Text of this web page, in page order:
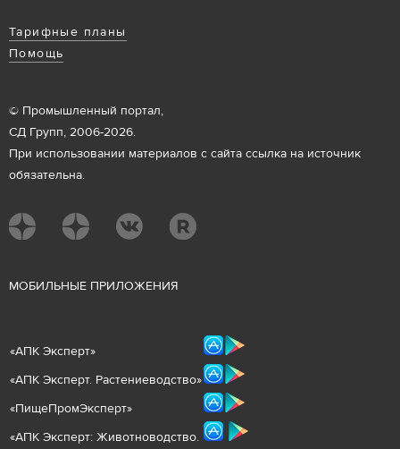
Тарифные планы
Помощь
© Промышленный портал,
СД Групп, 2006-2026.
При использовании материалов с сайта ссылка на источник
обязательна.
МОБИЛЬНЫЕ ПРИЛОЖЕНИЯ
«АПК Эксперт»
«АПК Эксперт. Растениеводство»
«ПищеПромЭксперт»
«АПК Эксперт: Животноводство.